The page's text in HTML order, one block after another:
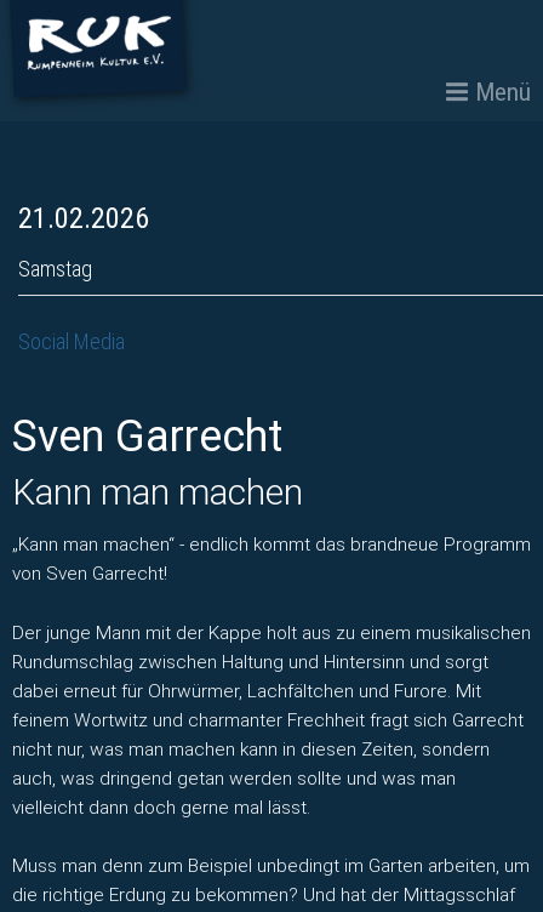
Menü
21.02.2026
Samstag
Social Media
Sven Garrecht
Kann man machen
„Kann man machen“ - endlich kommt das brandneue Programm
von Sven Garrecht!
Der junge Mann mit der Kappe holt aus zu einem musikalischen
Rundumschlag zwischen Haltung und Hintersinn und sorgt
dabei erneut für Ohrwürmer, Lachfältchen und Furore. Mit
feinem Wortwitz und charmanter Frechheit fragt sich Garrecht
nicht nur, was man machen kann in diesen Zeiten, sondern
auch, was dringend getan werden sollte und was man
vielleicht dann doch gerne mal lässt.
Muss man denn zum Beispiel unbedingt im Garten arbeiten, um
die richtige Erdung zu bekommen? Und hat der Mittagsschlaf